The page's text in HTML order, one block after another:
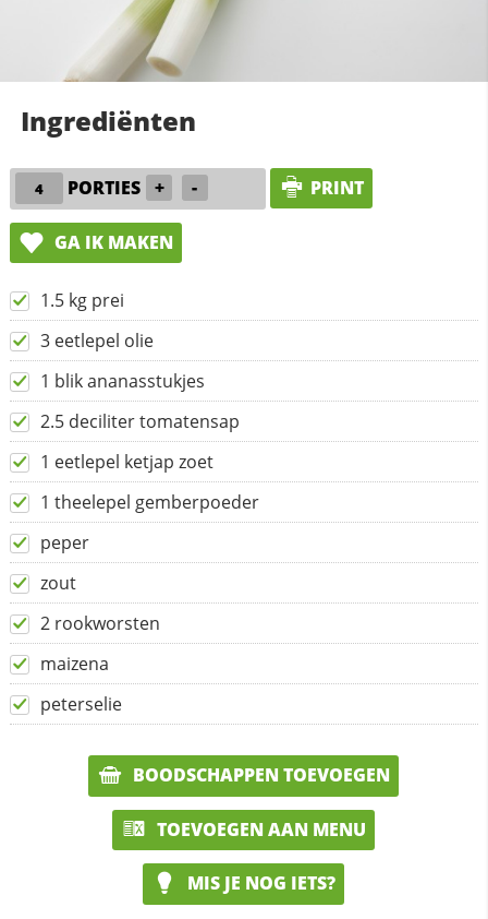
Ingrediënten
PORTIES + - PRINT
GA IK MAKEN
1.5 kg prei
3 eetlepel olie
1 blik ananasstukjes
2.5 deciliter tomatensap
1 eetlepel ketjap zoet
1 theelepel gemberpoeder
peper
zout
2 rookworsten
maizena
peterselie
BOODSCHAPPEN TOEVOEGEN
TOEVOEGEN AAN MENU
MIS JE NOG IETS?